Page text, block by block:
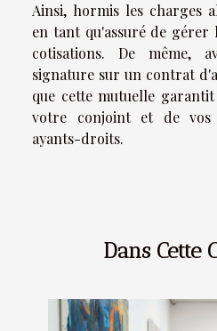
Ainsi, hormis les charges
en tant qu'assuré de gérer
cotisations. De même,
signature sur un contrat
que cette mutuelle
votre conjoint et de vos
ayants-droits.
Dans Cette